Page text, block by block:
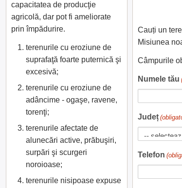
Cauți un
Misiunea
Câmpurile
Numele tău
Județ
Telefon
capacitatea de producţie
agricolă, dar pot fi ameliorate
prin împădurire.
terenurile cu eroziune de
suprafaţă foarte puternică şi
excesivă;
terenurile cu eroziune de
adâncime - ogaşe, ravene,
torenţi;
terenurile afectate de
alunecări active, prăbuşiri,
surpări şi scurgeri
noroioase;
terenurile nisipoase expuse